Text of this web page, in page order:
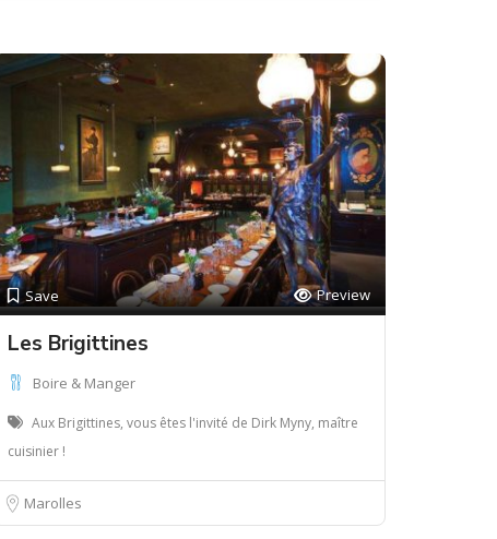
Save Preview
Les Brigittines
Boire & Manger
Aux Brigittines, vous êtes l'invité de Dirk Myny, maître
cuisinier !
Marolles